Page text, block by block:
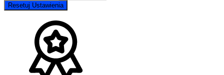
Resetuj Ustawienia